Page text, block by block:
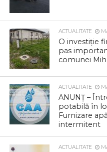
ACTUALITATE
O investiție
pas
comunei
ACTUALITATE
ANUNȚ –
potabilă în
Furnizare
intermitent
ACTUALITATE